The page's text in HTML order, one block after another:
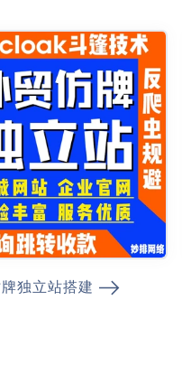
独立站搭建